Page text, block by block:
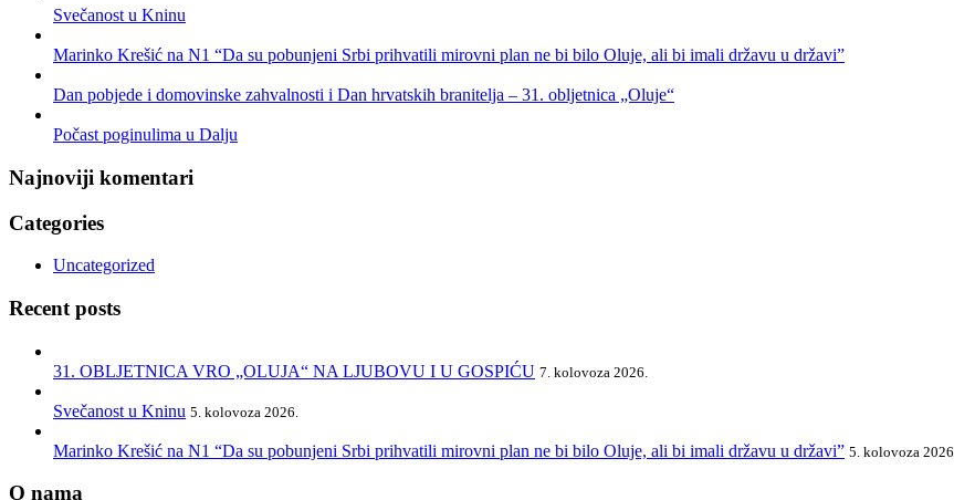
Svečanost u Kninu
Marinko Krešić na N1 “Da su pobunjeni Srbi prihvatili mirovni plan ne bi bilo Oluje, ali bi imali državu u državi”
Dan pobjede i domovinske zahvalnosti i Dan hrvatskih branitelja – 31. obljetnica „Oluje“
Počast poginulima u Dalju
Najnoviji komentari
Categories
Uncategorized
Recent posts
31. OBLJETNICA VRO „OLUJA“ NA LJUBOVU I U GOSPIĆU 7. kolovoza 2026.
Svečanost u Kninu 5. kolovoza 2026.
Marinko Krešić na N1 “Da su pobunjeni Srbi prihvatili mirovni plan ne bi bilo Oluje, ali bi imali državu u državi” 5. kolovoza 2026.
O nama